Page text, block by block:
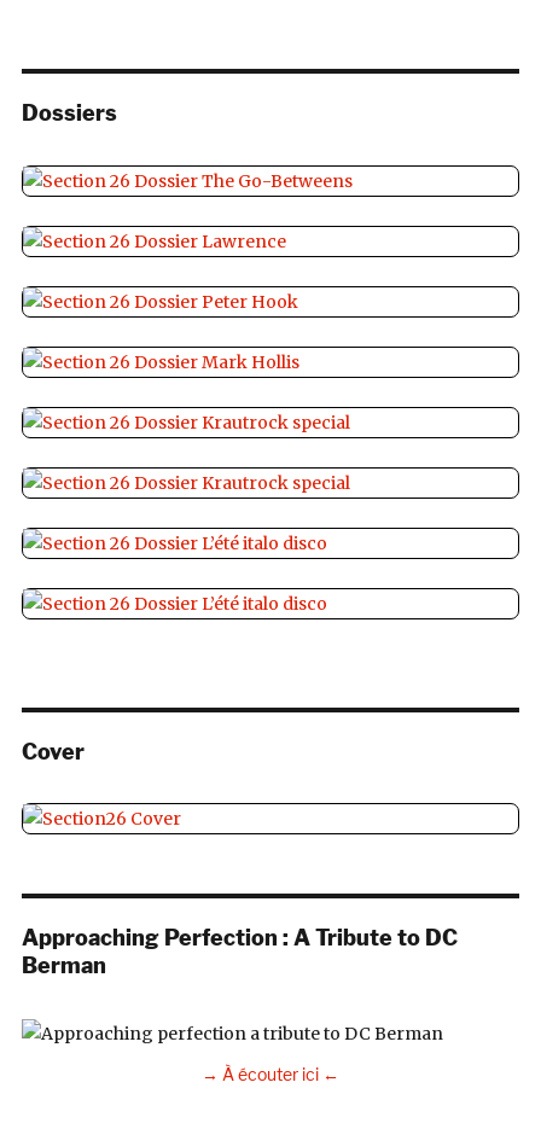
Dossiers
Cover
Approaching Perfection : A Tribute to DC
Berman
→ À écouter ici ←